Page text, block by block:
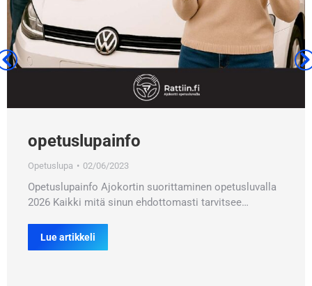
opetuslupainfo
Opetuslupa 02/06/2023
Opetuslupainfo Ajokortin suorittaminen opetusluvalla
2026 Kaikki mitä sinun ehdottomasti tarvitsee…
Lue artikkeli